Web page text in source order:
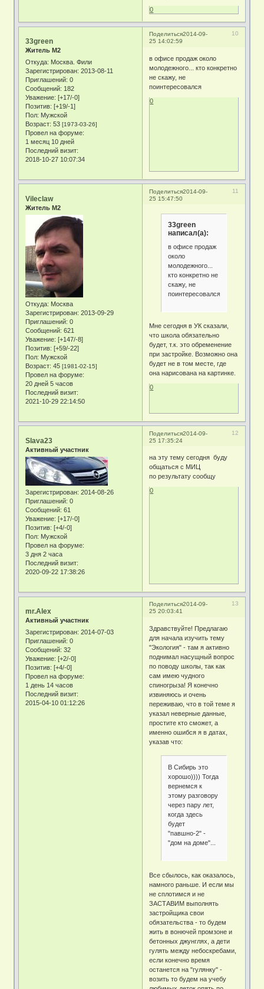
0
Поделиться 10
2014-09-
25 14:02:59
33green
Житель М2
Откуда: Москва. Фили
Зарегистрирован: 2013-08-11
Приглашений: 0
Сообщений: 182
Уважение: [+17/-0]
Позитив: [+19/-1]
Пол: Мужской
Возраст: 53[1973-03-26]
Провел на форуме:
1 месяц 10 дней
Последний визит:
2018-10-27 10:07:34
в офисе продаж около
молодежного... кто конкретно
не скажу, не
поинтересовался
0
Поделиться 11
2014-09-
25 15:47:50
Vileclaw
Житель М2
Откуда: Москва
Зарегистрирован: 2013-09-29
Приглашений: 0
Сообщений: 621
Уважение: [+147/-8]
Позитив: [+59/-22]
Пол: Мужской
Возраст: 45[1981-02-15]
Провел на форуме:
20 дней 5 часов
Последний визит:
2021-10-29 22:14:50
33green
написал(а):
в офисе продаж
около
молодежного...
кто конкретно не
скажу, не
поинтересовался
Мне сегодня в УК сказали,
что школа обязательно
будет, т.к. это обременение
при застройке. Возможно она
будет не в том месте, где
она нарисована на картинке.
0
Поделиться 12
2014-09-
25 17:35:24
Slava23
Активный участник
Зарегистрирован: 2014-08-26
Приглашений: 0
Сообщений: 61
Уважение: [+17/-0]
Позитив: [+4/-0]
Пол: Мужской
Провел на форуме:
3 дня 2 часа
Последний визит:
2020-09-22 17:38:26
на эту тему сегодня буду
общаться с МИЦ
по результату сообщу
0
Поделиться 13
2014-09-
25 20:03:41
mr.Alex
Активный участник
Зарегистрирован: 2014-07-03
Приглашений: 0
Сообщений: 32
Уважение: [+2/-0]
Позитив: [+4/-0]
Провел на форуме:
1 день 14 часов
Последний визит:
2015-04-10 01:12:26
Здравствуйте! Предлагаю
для начала изучить тему
"Экология" - там я активно
поднимал насущный вопрос
по поводу школы, так как
сам имею чудного
спиногрыза! Я конечно
извиняюсь и очень
переживаю, что в той теме я
указал неверные данные,
простите кто сможет, а
именно ошибся я в датах,
указав что:
В Сибирь это
хорошо)))) Тогда
вернемся к
этому разговору
через пару лет,
когда здесь
будет
"павшно-2" -
"дом на доме"...
Все сбылось, как оказалось,
намного раньше. И если мы
не сплотимся и не
ЗАСТАВИМ выполнять
застройщика свои
обязательства - то будем
жить в вонючей промзоне и
бетонных джунглях, а дети
гулять между небоскребами,
если конечно время
останется на "гулянку" -
возить то будем на учебу